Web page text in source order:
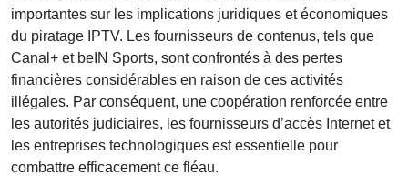
importantes sur les implications juridiques et économiques
du piratage IPTV. Les fournisseurs de contenus, tels que
Canal+ et beIN Sports, sont confrontés à des pertes
financières considérables en raison de ces activités
illégales. Par conséquent, une coopération renforcée entre
les autorités judiciaires, les fournisseurs d’accès Internet et
les entreprises technologiques est essentielle pour
combattre efficacement ce fléau.